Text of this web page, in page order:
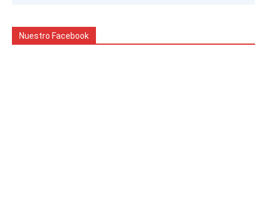
Nuestro Facebook